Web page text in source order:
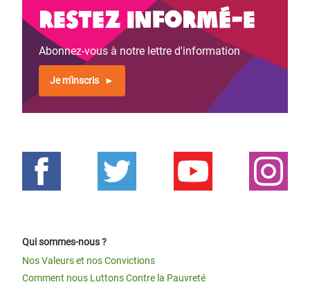
Restez informé-e
Abonnez-vous à notre lettre d'information
Je m'inscris
Qui sommes-nous ?
Nos Valeurs et nos Convictions
Comment nous Luttons Contre la Pauvreté